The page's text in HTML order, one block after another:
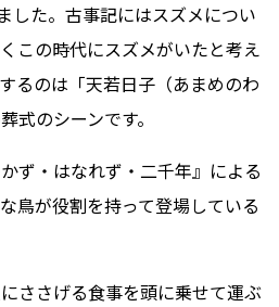
した。古事記にはスズメについ
この時代にスズメがいたと考え
るのは「天若日子（あまめのわ
式のシーンです。
ず・はなれず・二千年』による
鳥が役割を持って登場している
ささげる食事を頭に乗せて運ぶ